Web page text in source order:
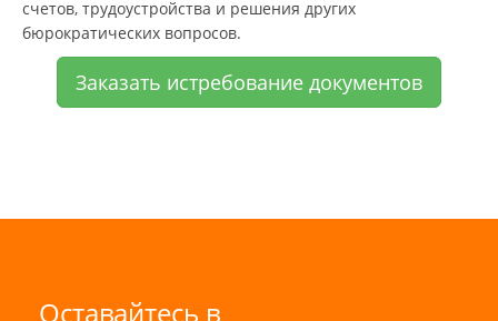
счетов, трудоустройства и решения других
бюрократических вопросов.
Заказать истребование документов
Оставайтесь в